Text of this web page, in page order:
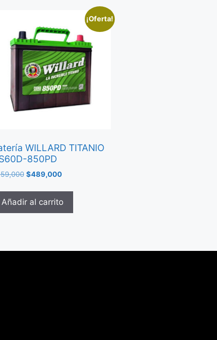
¡Oferta!
WILLARD TITANIO
850PD
$489,000
Añadir al carrito